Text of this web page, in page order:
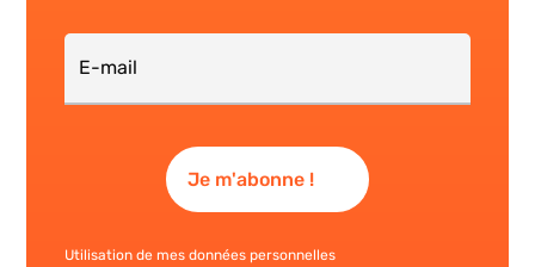
Utilisation de mes données personnelles